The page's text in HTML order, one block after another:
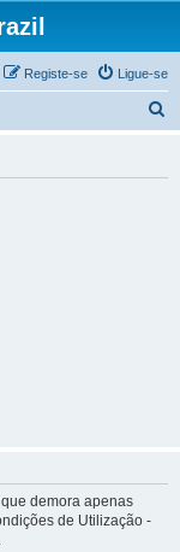
Ligue-se
Registe-se
demora apenas
de Utilização -